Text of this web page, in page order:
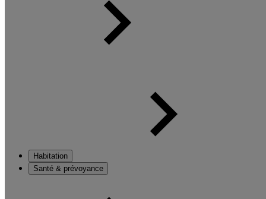
Habitation
Santé & prévoyance